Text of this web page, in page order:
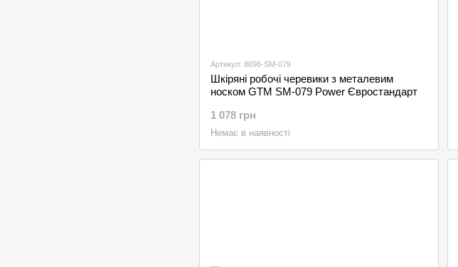
Артикул: 8696-SM-079
Шкіряні робочі черевики з металевим
носком GTM SM-079 Power Євростандарт
1 078 грн
Немає в наявності